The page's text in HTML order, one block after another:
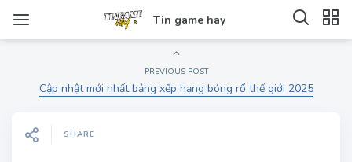
Tin game hay
PREVIOUS POST
Cập nhật mới nhất bảng xếp hạng bóng rổ thế giới 2025
SHARE